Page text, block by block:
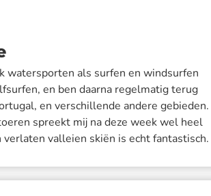
watersporten als surfen en windsurfen
en ben daarna regelmatig terug
en verschillende andere gebieden.
spreekt mij na deze week wel heel
valleien skiën is echt fantastisch.